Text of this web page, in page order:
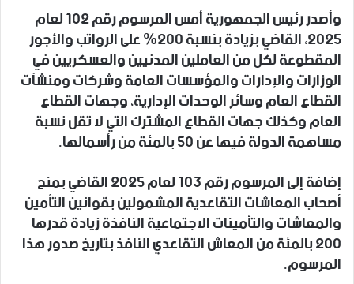
وأصدر رئيس الجمهورية أمس المرسوم رقم 102 لعام
2025، القاضي بزيادة بنسبة 200% على الرواتب والأجور
المقطوعة لكل من العاملين المدنيين والعسكريين في
الوزارات والإدارات والمؤسسات العامة وشركات ومنشآت
القطاع العام وسائر الوحدات الإدارية، وجهات القطاع
العام وكذلك جهات القطاع المشترك التي لا تقل نسبة
مساهمة الدولة فيها عن 50 بالمئة من رأسمالها.
إضافة إلى المرسوم رقم 103 لعام 2025 القاضي بمنح
أصحاب المعاشات التقاعدية المشمولين بقوانين التأمين
والمعاشات والتأمينات الاجتماعية النافذة زيادة قدرها
200 بالمئة من المعاش التقاعدي النافذ بتاريخ صدور هذا
المرسوم.